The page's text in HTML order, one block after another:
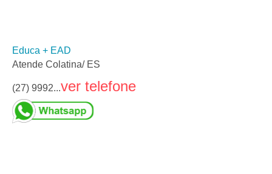
Educa + EAD
Atende Colatina/ ES
(27) 9992...ver telefone